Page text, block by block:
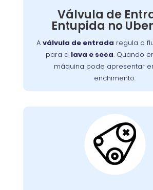
Válvula de
Entupida no
A válvula de entrada regula o
para a lava e seca. Quando
máquina pode apresentar
enchimento.
máquina pode apresentar
enchimento ou não iniciar o ciclo
Detritos e depósitos de minerais
comuns. Limpeza ou substituição
necessária para o fluxo
Correia do
Desgastada: